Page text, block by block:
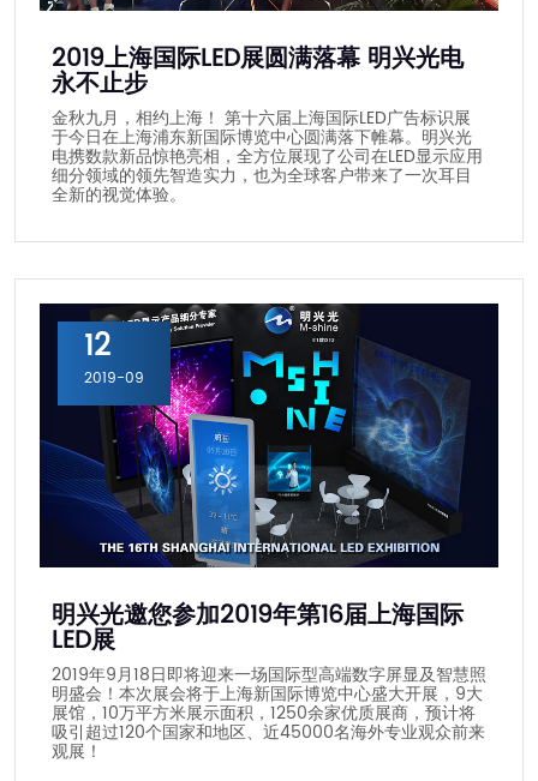
2019上海国际LED展圆满落幕 明兴光电
永不止步
金秋九月，相约上海！ 第十六届上海国际LED广告标识展
于今日在上海浦东新国际博览中心圆满落下帷幕。明兴光
电携数款新品惊艳亮相，全方位展现了公司在LED显示应用
细分领域的领先智造实力，也为全球客户带来了一次耳目
全新的视觉体验。
12
2019-09
明兴光邀您参加2019年第16届上海国际
LED展
2019年9月18日即将迎来一场国际型高端数字屏显及智慧照
明盛会！本次展会将于上海新国际博览中心盛大开展，9大
展馆，10万平方米展示面积，1250余家优质展商，预计将
吸引超过120个国家和地区、近45000名海外专业观众前来
观展！